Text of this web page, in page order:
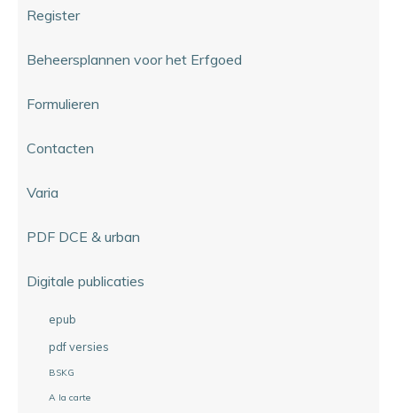
Register
Beheersplannen voor het Erfgoed
Formulieren
Contacten
Varia
PDF DCE & urban
Digitale publicaties
epub
pdf versies
BSKG
A la carte